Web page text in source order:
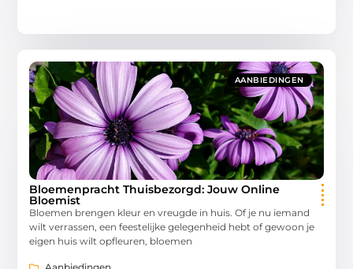
AANBIEDINGEN
Bloemenpracht Thuisbezorgd: Jouw Online
Bloemist
Bloemen brengen kleur en vreugde in huis. Of je nu iemand
wilt verrassen, een feestelijke gelegenheid hebt of gewoon je
eigen huis wilt opfleuren, bloemen